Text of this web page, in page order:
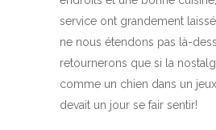
service ont grandement
ne nous étendons pas là-
retournerons que si la
comme un chien dans un
devait un jour se fair sentir!